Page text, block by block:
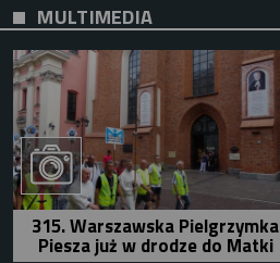
MULTIMEDIA
315. Warszawska Pielgrzymka
Piesza już w drodze do Matki